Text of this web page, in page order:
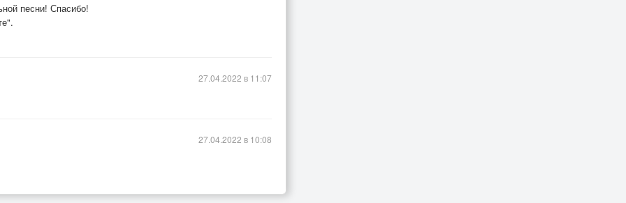
песни! Спасибо!
27.04.2022 в 11:07
27.04.2022 в 10:08